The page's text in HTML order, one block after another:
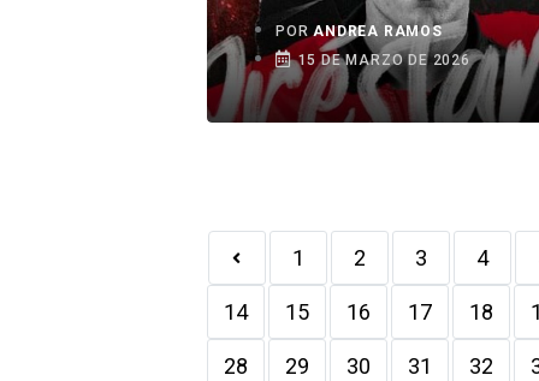
PORANDREA RAMOS
15 DE MARZO DE 2026
1 2 3 4
14 15 16 17 18
28 29 30 31 32